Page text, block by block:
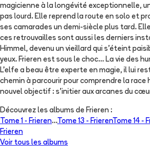
magicienne à la longévité exceptionnelle,
pas lourd. Elle reprend la route en solo et
ses camarades un demi-siècle plus tard.
ces retrouvailles sont aussi les derniers
Himmel, devenu un vieillard qui s’éteint
yeux. Frieren est sous le choc... La vie des
L’elfe a beau être experte en magie, il lui
chemin à parcourir pour comprendre la race
nouvel objectif : s’initier aux arcanes du
Découvrez les albums de Frieren :
Tome 1 - Frieren...Tome 13 - FrierenTome 14 -
Frieren
Voir tous les albums